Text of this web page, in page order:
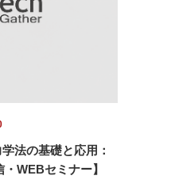
法の基礎と応用：
WEBセミナー】